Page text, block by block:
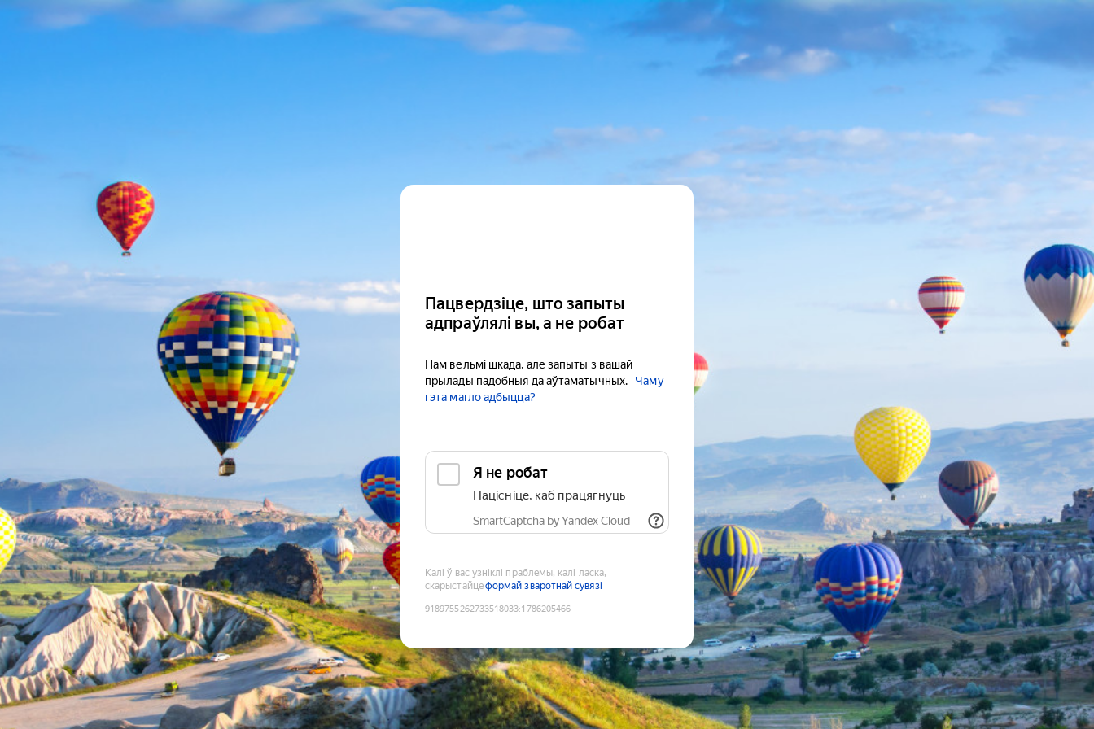
Пацвердзіце, што запыты
адпраўлялі вы, а не робат
Нам вельмі шкада, але запыты з вашай
прылады падобныя да аўтаматычных.
Чаму
гэта магло адбыцца?
Я не робат
Націсніце, каб працягнуць
SmartCaptcha by Yandex Cloud
Калі ў вас узніклі праблемы, калі ласка,
скарыстайцеформай зваротнай сувязі
9189755262733518033:1786205466